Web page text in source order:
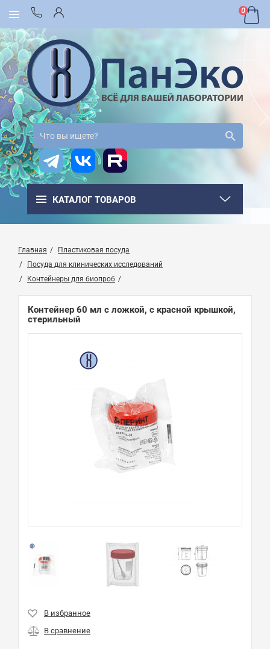
0
КАТАЛОГ ТОВАРОВ
Главная
Пластиковая посуда
Посуда для клинических исследований
Контейнеры для биопроб
Контейнер 60 мл с ложкой, с красной крышкой,
стерильный